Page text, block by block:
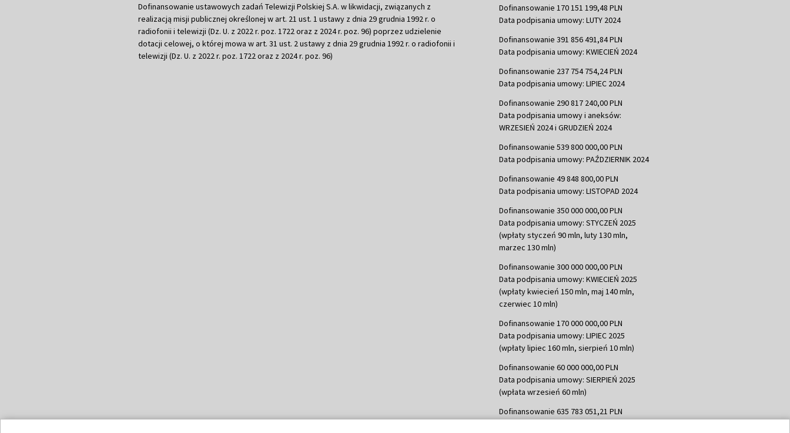
Dofinansowanie ustawowych zadań Telewizji Polskiej S.A. w likwidacji, związanych z
realizacją misji publicznej określonej w art. 21 ust. 1 ustawy z dnia 29 grudnia 1992 r. o
radiofonii i telewizji (Dz. U. z 2022 r. poz. 1722 oraz z 2024 r. poz. 96) poprzez udzielenie
dotacji celowej, o której mowa w art. 31 ust. 2 ustawy z dnia 29 grudnia 1992 r. o radiofonii i
telewizji (Dz. U. z 2022 r. poz. 1722 oraz z 2024 r. poz. 96)
Dofinansowanie 170 151 199,48 PLN
Data podpisania umowy: LUTY 2024
Dofinansowanie 391 856 491,84 PLN
Data podpisania umowy: KWIECIEŃ 2024
Dofinansowanie 237 754 754,24 PLN
Data podpisania umowy: LIPIEC 2024
Dofinansowanie 290 817 240,00 PLN
Data podpisania umowy i aneksów:
WRZESIEŃ 2024 i GRUDZIEŃ 2024
Dofinansowanie 539 800 000,00 PLN
Data podpisania umowy: PAŹDZIERNIK 2024
Dofinansowanie 49 848 800,00 PLN
Data podpisania umowy: LISTOPAD 2024
Dofinansowanie 350 000 000,00 PLN
Data podpisania umowy: STYCZEŃ 2025
(wpłaty styczeń 90 mln, luty 130 mln,
marzec 130 mln)
Dofinansowanie 300 000 000,00 PLN
Data podpisania umowy: KWIECIEŃ 2025
(wpłaty kwiecień 150 mln, maj 140 mln,
czerwiec 10 mln)
Dofinansowanie 170 000 000,00 PLN
Data podpisania umowy: LIPIEC 2025
(wpłaty lipiec 160 mln, sierpień 10 mln)
Dofinansowanie 60 000 000,00 PLN
Data podpisania umowy: SIERPIEŃ 2025
(wpłata wrzesień 60 mln)
Dofinansowanie 635 783 051,21 PLN